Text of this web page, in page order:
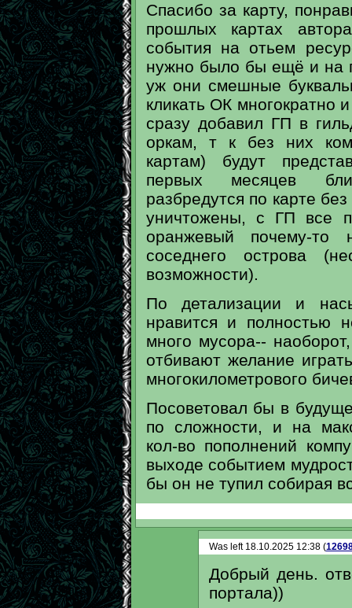
Спасибо за карту,
прошлых картах
события на отьем
нужно было бы ещё и на
уж они смешные
кликать ОК многократно
сразу добавил ГП в
оркам, т к без них
картам) будут
первых месяцев
разбредутся по карте
уничтожены, с ГП все
оранжевый почему-
соседнего острова
возможности).
По детализации и
нравится и полностью
много мусора--
отбивают желание
многокилометрового
Посоветовал бы в
по сложности, и на
кол-во пополнений
выходе событием
бы он не тупил собирая
Was left 18.10.2025 12:38 (
Добрый день.
портала))